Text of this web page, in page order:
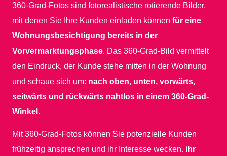
360-Grad-Fotos sind fotorealistische rotierende Bilder,
mit denen Sie Ihre Kunden einladen können für eine
Wohnungsbesichtigung bereits in der
Vorvermarktungsphase. Das 360-Grad-Bild vermittelt
den Eindruck, der Kunde stehe mitten in der Wohnung
und schaue sich um: nach oben, unten, vorwärts,
seitwärts und rückwärts nahtlos in einem 360-Grad-
Winkel .
Mit 360-Grad-Fotos können Sie potenzielle Kunden
frühzeitig ansprechen und ihr Interesse wecken. ihr